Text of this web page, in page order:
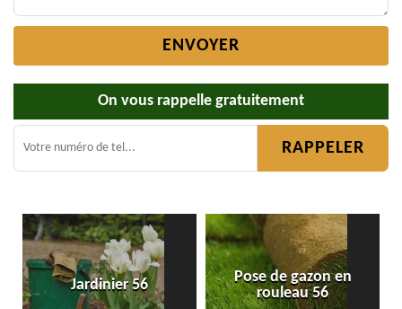
On vous rappelle gratuitement
Jardinier 56
Pose de gazon en
rouleau 56